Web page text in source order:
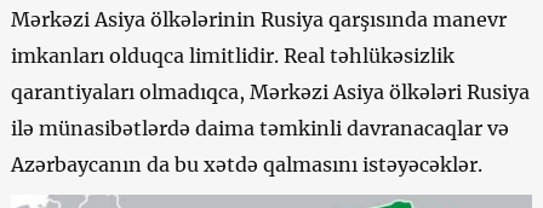
Mərkəzi Asiya ölkələrinin Rusiya qarşısında manevr
imkanları olduqca limitlidir. Real təhlükəsizlik
qarantiyaları olmadıqca, Mərkəzi Asiya ölkələri Rusiya
ilə münasibətlərdə daima təmkinli davranacaqlar və
Azərbaycanın da bu xətdə qalmasını istəyəcəklər.